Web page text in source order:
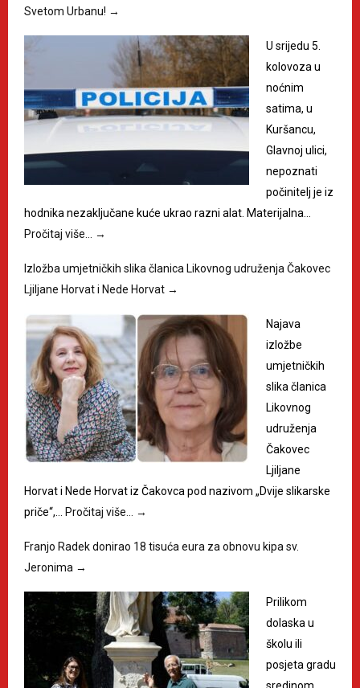
Svetom Urbanu! →
U srijedu 5.
kolovoza u
noćnim
satima, u
Kuršancu,
Glavnoj ulici,
nepoznati
počinitelj je iz
hodnika nezaključane kuće ukrao razni alat. Materijalna…
Pročitaj više… →
Izložba umjetničkih slika članica Likovnog udruženja Čakovec
Ljiljane Horvat i Nede Horvat →
Najava
izložbe
umjetničkih
slika članica
Likovnog
udruženja
Čakovec
Ljiljane
Horvat i Nede Horvat iz Čakovca pod nazivom „Dvije slikarske
priče“,… Pročitaj više… →
Franjo Radek donirao 18 tisuća eura za obnovu kipa sv.
Jeronima →
Prilikom
dolaska u
školu ili
posjeta gradu